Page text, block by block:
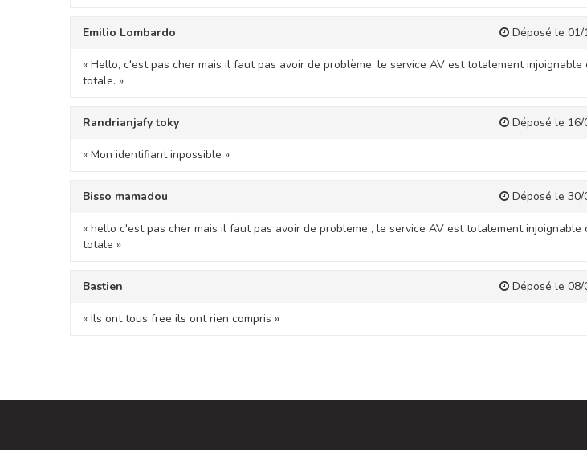
Emilio Lombardo Déposé le 01/
« Hello, c'est pas cher mais il faut pas avoir de problème, le service AV est totalement injoignable
totale. »
Randrianjafy toky Déposé le 16/
« Mon identifiant inpossible »
Bisso mamadou Déposé le 30/
« hello c'est pas cher mais il faut pas avoir de probleme , le service AV est totalement injoignable
totale »
Bastien Déposé le 08/
« Ils ont tous free ils ont rien compris »